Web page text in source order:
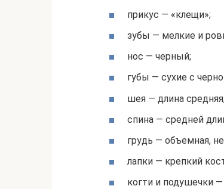
прикус — «клещи»;
зубы — мелкие и
нос — черный;
губы — сухие с
шея — длина
спина — средней
грудь — объемная,
лапки — крепкий
когти и подушечки